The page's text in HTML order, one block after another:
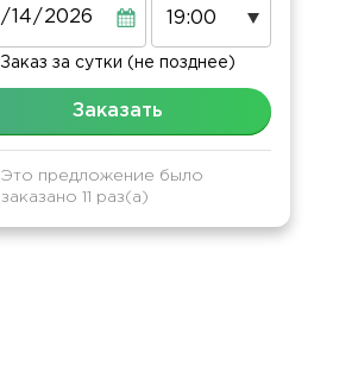
Заказ за сутки (не позднее)
Заказать
Это предложение было
заказано 11 раз(а)